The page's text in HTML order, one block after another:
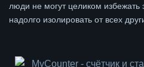
люди не могут целиком избежать
надолго изолировать от всех